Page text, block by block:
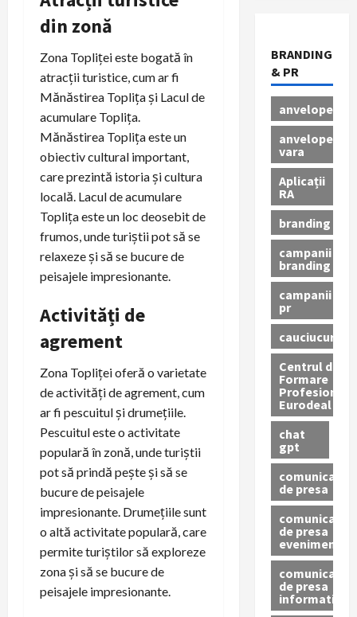
din zonă
Zona Topliței este bogată în
atracții turistice, cum ar fi
Mănăstirea Toplița și Lacul de
acumulare Toplița.
Mănăstirea Toplița este un
obiectiv cultural important,
care prezintă istoria și cultura
locală. Lacul de acumulare
Toplița este un loc deosebit de
frumos, unde turiștii pot să se
relaxeze și să se bucure de
peisajele impresionante.
Activități de
agrement
Zona Topliței oferă o varietate
de activități de agrement, cum
ar fi pescuitul și drumețiile.
Pescuitul este o activitate
populară în zonă, unde turiștii
pot să prindă pește și să se
bucure de peisajele
impresionante. Drumețiile sunt
o altă activitate populară, care
permite turiștilor să exploreze
zona și să se bucure de
peisajele impresionante.
BRANDING
& PR
anvelope
anvelope
vara
Aplicații
RA
branding
campanii
branding
campanii
pr
cauciucuri
Centrul de
Formare
Profesionala
Eurodeal
chat
gpt
comunicat
de presa
comunicat
de presa
eveniment
comunicat
de presa
informativ